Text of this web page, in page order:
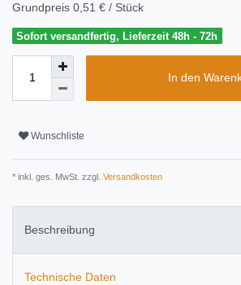
Grundpreis 0,51 € / Stück
Sofort versandfertig, Lieferzeit 48h - 72h
In den
Wunschliste
* inkl. ges. MwSt. zzgl. Versandkosten
Beschreibung
Technische Daten